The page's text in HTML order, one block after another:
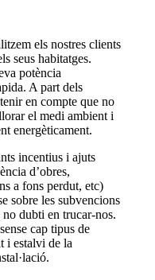
els nostres clients
seus habitatges.
potència
A part dels
en compte que no
el medi ambient i
energèticament.
incentius i ajuts
d’obres,
a fons perdut, etc)
sobre les subvencions
dubti en trucar-nos.
cap tipus de
i estalvi de la